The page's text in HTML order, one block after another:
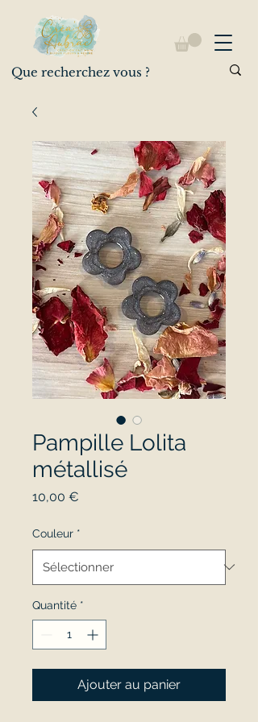
Pampille Lolita
métallisé
10,00 €
Couleur *
Quantité *
Ajouter au panier